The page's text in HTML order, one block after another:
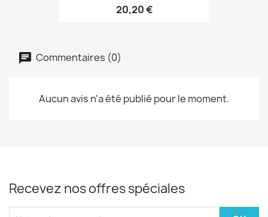
20,20 €
Commentaires (0)
Aucun avis n'a été publié pour le moment.
Recevez nos offres spéciales